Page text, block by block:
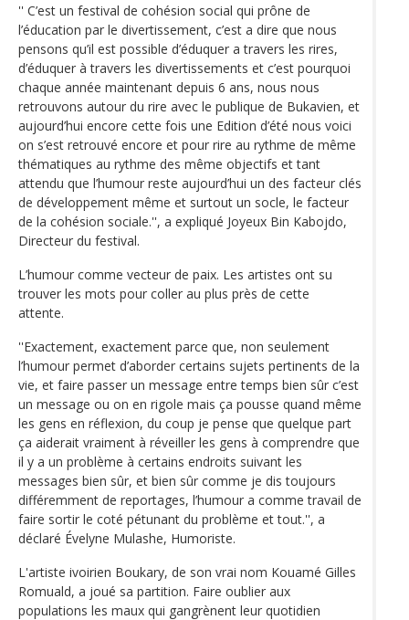
'' C’est un festival de cohésion social qui prône de
l’éducation par le divertissement, c’est a dire que nous
pensons qu’il est possible d’éduquer a travers les rires,
d’éduquer à travers les divertissements et c’est pourquoi
chaque année maintenant depuis 6 ans, nous nous
retrouvons autour du rire avec le publique de Bukavien, et
aujourd’hui encore cette fois une Edition d’été nous voici
on s’est retrouvé encore et pour rire au rythme de même
thématiques au rythme des même objectifs et tant
attendu que l’humour reste aujourd’hui un des facteur clés
de développement même et surtout un socle, le facteur
de la cohésion sociale.'', a expliqué Joyeux Bin Kabojdo,
Directeur du festival.
L’humour comme vecteur de paix. Les artistes ont su
trouver les mots pour coller au plus près de cette
attente.
''Exactement, exactement parce que, non seulement
l’humour permet d’aborder certains sujets pertinents de la
vie, et faire passer un message entre temps bien sûr c’est
un message ou on en rigole mais ça pousse quand même
les gens en réflexion, du coup je pense que quelque part
ça aiderait vraiment à réveiller les gens à comprendre que
il y a un problème à certains endroits suivant les
messages bien sûr, et bien sûr comme je dis toujours
différemment de reportages, l’humour a comme travail de
faire sortir le coté pétunant du problème et tout.'', a
déclaré Évelyne Mulashe, Humoriste.
L'artiste ivoirien Boukary, de son vrai nom Kouamé Gilles
Romuald, a joué sa partition. Faire oublier aux
populations les maux qui gangrènent leur quotidien